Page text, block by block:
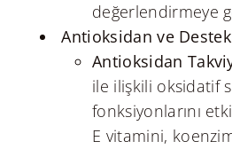
değerlendirmeye
Antioksidan ve
Antioksidan
ile ilişkili oksidatif
fonksiyonlarını
E vitamini,